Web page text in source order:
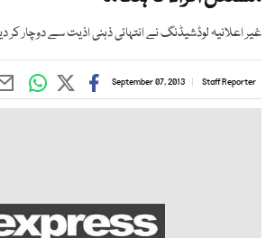
غیر اعلانیہ لوڈشیڈنگ نے انتہائی ذہنی اذیت سے دوچار کر
Staff Reporter
September 07, 2013